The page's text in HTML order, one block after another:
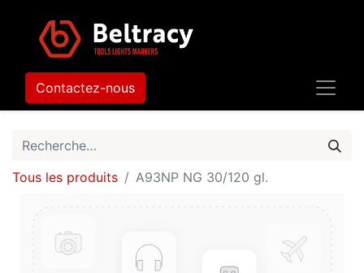
Contactez-nous
Tous les produits A93NP NG 30/120 gl.